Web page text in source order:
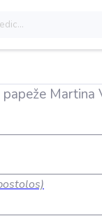
Martina